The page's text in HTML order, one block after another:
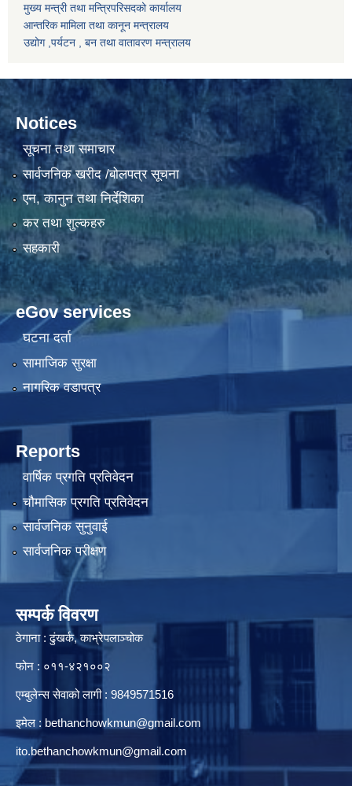
मुख्य मन्त्री तथा मन्त्रिपरिसदको कार्यालय
आन्तरिक मामिला तथा कानून मन्त्रालय
उद्योग ,पर्यटन , बन तथा वातावरण मन्त्रालय
Notices
सूचना तथा समाचार
सार्वजनिक खरीद /बोलपत्र सूचना
एन, कानुन तथा निर्देशिका
कर तथा शुल्कहरु
सहकारी
eGov services
घटना दर्ता
सामाजिक सुरक्षा
नागरिक वडापत्र
Reports
वार्षिक प्रगति प्रतिवेदन
चौमासिक प्रगति प्रतिवेदन
सार्वजनिक सुनुवाई
सार्वजनिक परीक्षण
सम्पर्क विवरण
ठेगाना : ढुंखर्क, काभ्रेपलाञ्चोक
फोन : ०११-४२१००२
एम्बुलेन्स सेवाको लागी : 9849571516
इमेल : bethanchowkmun@gmail.com
ito.bethanchowkmun@gmail.com